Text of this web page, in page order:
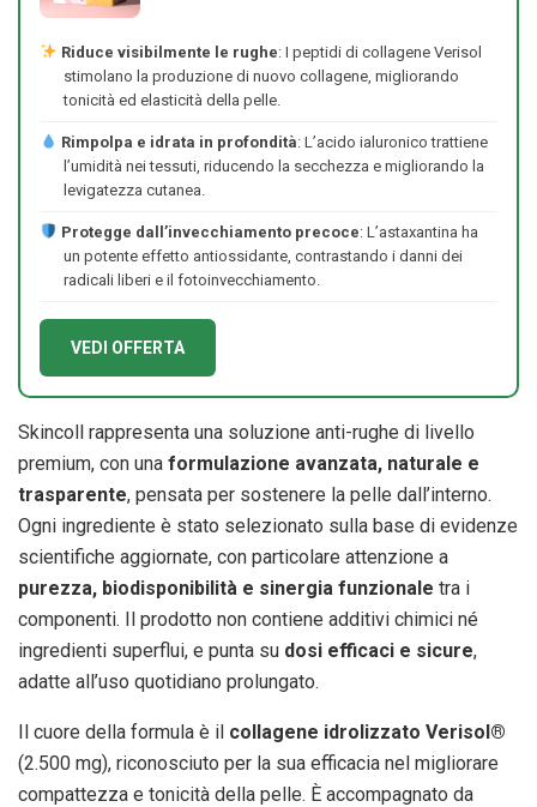
Riduce visibilmente le rughe: I peptidi di collagene Verisol
stimolano la produzione di nuovo collagene, migliorando
tonicità ed elasticità della pelle.
Rimpolpa e idrata in profondità: L’acido ialuronico trattiene
l’umidità nei tessuti, riducendo la secchezza e migliorando la
levigatezza cutanea.
Protegge dall’invecchiamento precoce: L’astaxantina ha
un potente effetto antiossidante, contrastando i danni dei
radicali liberi e il fotoinvecchiamento.
VEDI OFFERTA
Skincoll rappresenta una soluzione anti-rughe di livello
premium, con una formulazione avanzata, naturale e
trasparente, pensata per sostenere la pelle dall’interno.
Ogni ingrediente è stato selezionato sulla base di evidenze
scientifiche aggiornate, con particolare attenzione a
purezza, biodisponibilità e sinergia funzionale tra i
componenti. Il prodotto non contiene additivi chimici né
ingredienti superflui, e punta su dosi efficaci e sicure,
adatte all’uso quotidiano prolungato.
Il cuore della formula è il collagene idrolizzato Verisol®
(2.500 mg), riconosciuto per la sua efficacia nel migliorare
compattezza e tonicità della pelle. È accompagnato da